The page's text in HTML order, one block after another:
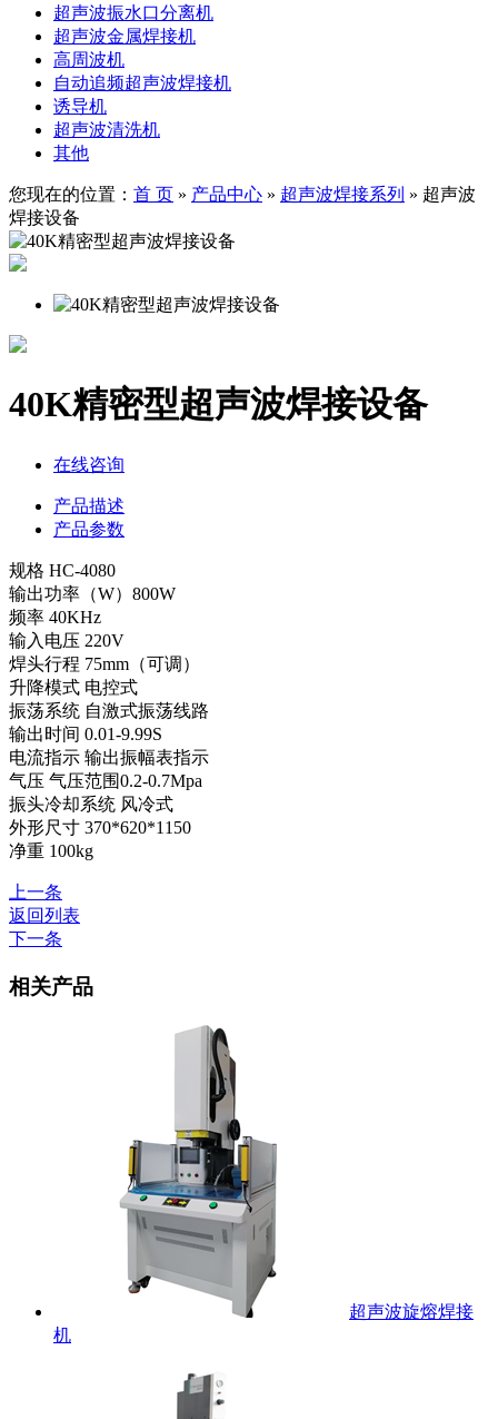
超声波振水口分离机
超声波金属焊接机
高周波机
自动追频超声波焊接机
诱导机
超声波清洗机
其他
您现在的位置： 首 页 » 产品中心 » 超声波焊接系列 » 超声波
焊接设备
40K精密型超声波焊接设备
在线咨询
产品描述
产品参数
规格 HC-4080
输出功率（W）800W
频率 40KHz
输入电压 220V
焊头行程 75mm（可调）
升降模式 电控式
振荡系统 自激式振荡线路
输出时间 0.01-9.99S
电流指示 输出振幅表指示
气压 气压范围0.2-0.7Mpa
振头冷却系统 风冷式
外形尺寸 370*620*1150
净重 100kg
上一条
返回列表
下一条
相关产品
超声波旋熔焊接
机